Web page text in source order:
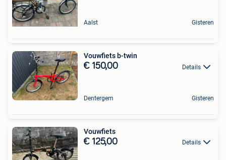
Aalst Gisteren
Vouwfiets b-twin
€ 150,00 Details
Dentergem Gisteren
Vouwfiets
€ 125,00 Details